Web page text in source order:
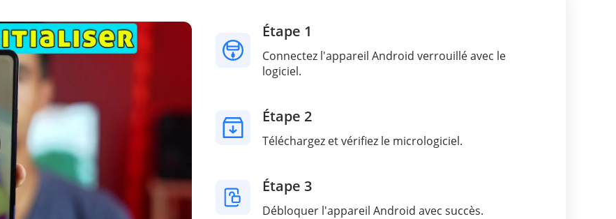
Étape 1
Connectez l'appareil Android verrouillé avec le
logiciel.
Étape 2
Téléchargez et vérifiez le micrologiciel.
Étape 3
Débloquer l'appareil Android avec succès.